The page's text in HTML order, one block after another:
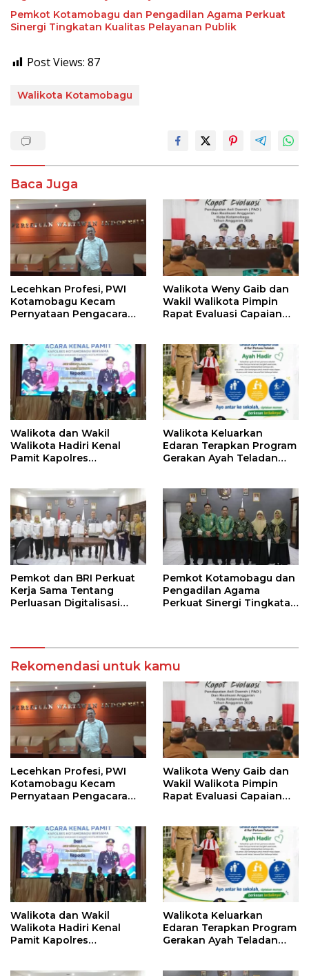
Pemkot Kotamobagu dan Pengadilan Agama Perkuat
Sinergi Tingkatan Kualitas Pelayanan Publik
Post Views: 87
Walikota Kotamobagu
Baca Juga
Lecehkan Profesi, PWI
Kotamobagu Kecam
Pernyataan Pengacara
Walikota Weny Gaib dan
Wakil Walikota Pimpin
Rapat Evaluasi Capaian
Walikota dan Wakil
Walikota Hadiri Kenal
Pamit Kapolres
Walikota Keluarkan
Edaran Terapkan Program
Gerakan Ayah Teladan
Pemkot dan BRI Perkuat
Kerja Sama Tentang
Perluasan Digitalisasi
Pemkot Kotamobagu dan
Pengadilan Agama
Perkuat Sinergi Tingkatan
Rekomendasi untuk kamu
Lecehkan Profesi, PWI
Kotamobagu Kecam
Pernyataan Pengacara
Walikota Weny Gaib dan
Wakil Walikota Pimpin
Rapat Evaluasi Capaian
Walikota dan Wakil
Walikota Hadiri Kenal
Pamit Kapolres
Walikota Keluarkan
Edaran Terapkan Program
Gerakan Ayah Teladan